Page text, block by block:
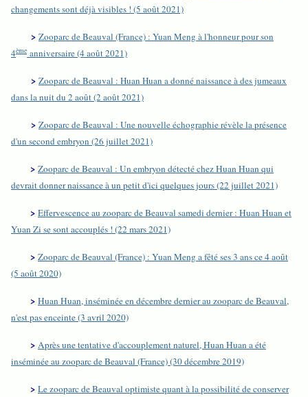
changements sont déjà visibles ! (5 août 2021)
> Zooparc de Beauval (France) : Yuan Meng à l'honneur pour son
4ème anniversaire (4 août 2021)
> Zooparc de Beauval : Huan Huan a donné naissance à des jumeaux
dans la nuit du 2 août (2 août 2021)
> Zooparc de Beauval : Une nouvelle échographie révèle la présence
d'un second embryon (26 juillet 2021)
> Zooparc de Beauval : Un embryon détecté chez Huan Huan qui
devrait donner naissance à un petit d'ici quelques jours (22 juillet 2021)
> Effervescence au zooparc de Beauval samedi dernier : Huan Huan et
Yuan Zi se sont accouplés ! (22 mars 2021)
> Zooparc de Beauval (France) : Yuan Meng a fêté ses 3 ans ce 4 août
(5 août 2020)
> Huan Huan, inséminée en décembre dernier au zooparc de Beauval,
n'est pas enceinte (3 avril 2020)
> Après une tentative d'accouplement naturel, Huan Huan a été
inséminée au zooparc de Beauval (France) (30 décembre 2019)
> Le zooparc de Beauval optimiste quant à la possibilité de conserver